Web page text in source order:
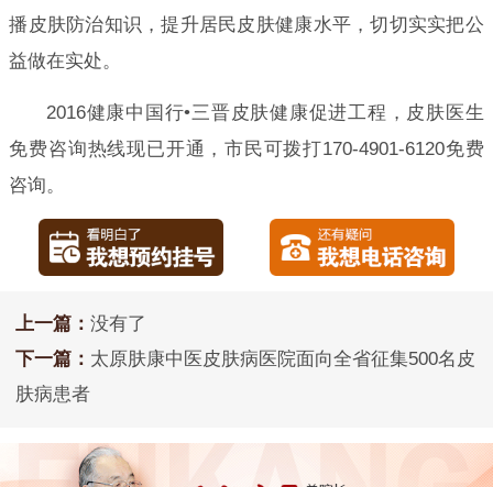
播皮肤防治知识，提升居民皮肤健康水平，切切实实把公
益做在实处。
2016健康中国行•三晋皮肤健康促进工程，皮肤医生
免费咨询热线现已开通，市民可拨打170-4901-6120免费
咨询。
上一篇： 没有了
下一篇： 太原肤康中医皮肤病医院面向全省征集500名皮
肤病患者